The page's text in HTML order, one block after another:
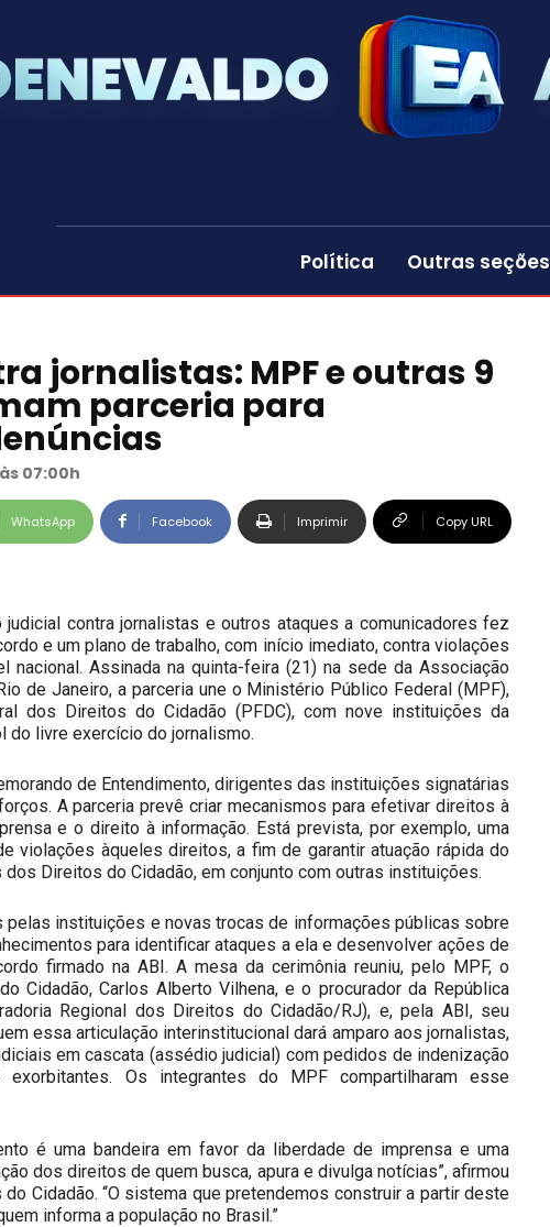
Política Outras seções
jornalistas: MPF e outras 9
parceria para
07:00h
WhatsApp Facebook Imprimir Copy URL
contra jornalistas e outros ataques a comunicadores fez
e um plano de trabalho, com início imediato, contra violações
nacional. Assinada na quinta-feira (21) na sede da Associação
de Janeiro, a parceria une o Ministério Público Federal (MPF),
dos Direitos do Cidadão (PFDC), com nove instituições da
do livre exercício do jornalismo.
de Entendimento, dirigentes das instituições signatárias
A parceria prevê criar mecanismos para efetivar direitos à
e o direito à informação. Está prevista, por exemplo, uma
violações àqueles direitos, a fim de garantir atuação rápida do
dos Direitos do Cidadão, em conjunto com outras instituições.
pelas instituições e novas trocas de informações públicas sobre
para identificar ataques a ela e desenvolver ações de
firmado na ABI. A mesa da cerimônia reuniu, pelo MPF, o
Cidadão, Carlos Alberto Vilhena, e o procurador da República
Regional dos Direitos do Cidadão/RJ), e, pela ABI, seu
essa articulação interinstitucional dará amparo aos jornalistas,
em cascata (assédio judicial) com pedidos de indenização
Os integrantes do MPF compartilharam esse
é uma bandeira em favor da liberdade de imprensa e uma
dos direitos de quem busca, apura e divulga notícias”, afirmou
Cidadão. “O sistema que pretendemos construir a partir deste
informa a população no Brasil.”